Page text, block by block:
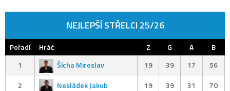
NEJLEPŠÍ STŘELCI 25/26
Pořadí Hráč Z G A
B
1
Šícha Miroslav 19 39 17
56
2
Nesládek Jakub 19 39 31
70